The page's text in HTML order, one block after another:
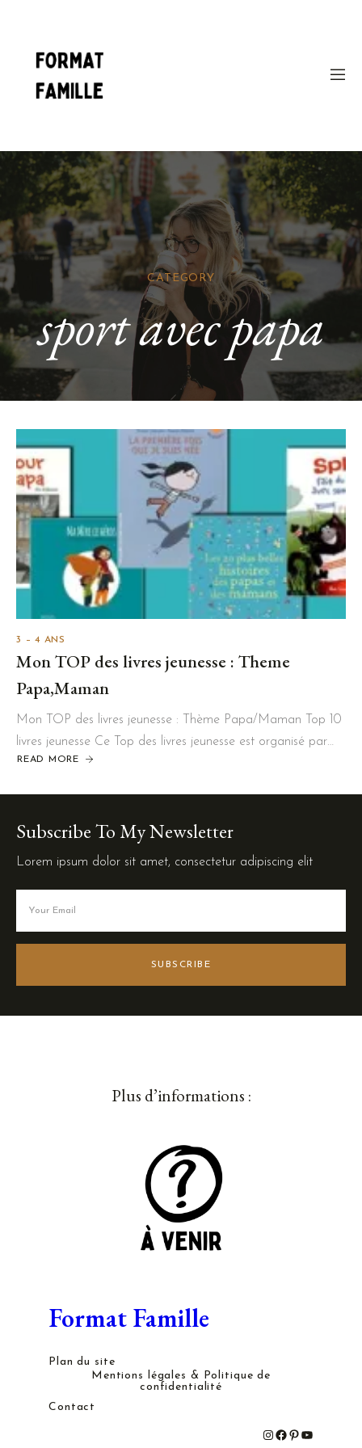
CATEGORY
sport avec papa
3 – 4 ANS
Mon TOP des livres jeunesse : Theme
Papa,Maman
Mon TOP des livres jeunesse : Thème Papa/Maman Top 10
livres jeunesse Ce Top des livres jeunesse est organisé par…
READ MORE
Subscribe To My Newsletter
Lorem ipsum dolor sit amet, consectetur adipiscing elit
SUBSCRIBE
Plus d’informations :
Format Famille
Plan du site
Mentions légales & Politique de
confidentialité
Contact
# # # #